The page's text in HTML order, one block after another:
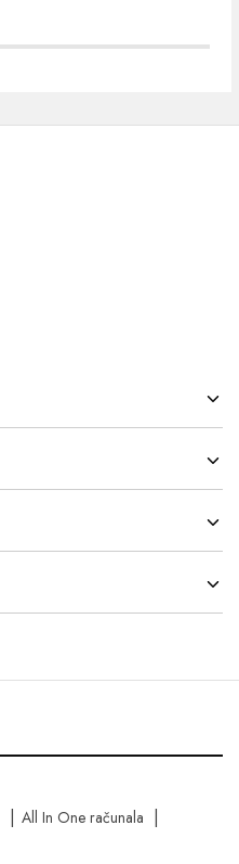
All In One računala